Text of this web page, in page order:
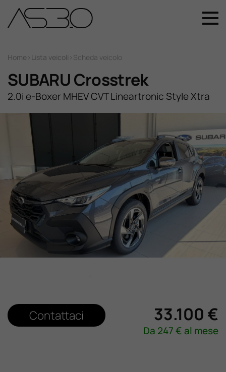
+39 049 899 4411
Auto Nuove
Auto Usate
Promozioni
Assistenza
Novità Sui Nostri Veicoli
Lavora Con Noi
Home > Lista veicoli > Scheda veicolo
SUBARU Crosstrek
2.0i e-Boxer MHEV CVT Lineartronic Style Xtra
Contattaci 33.100 €
Da 247€ al mese